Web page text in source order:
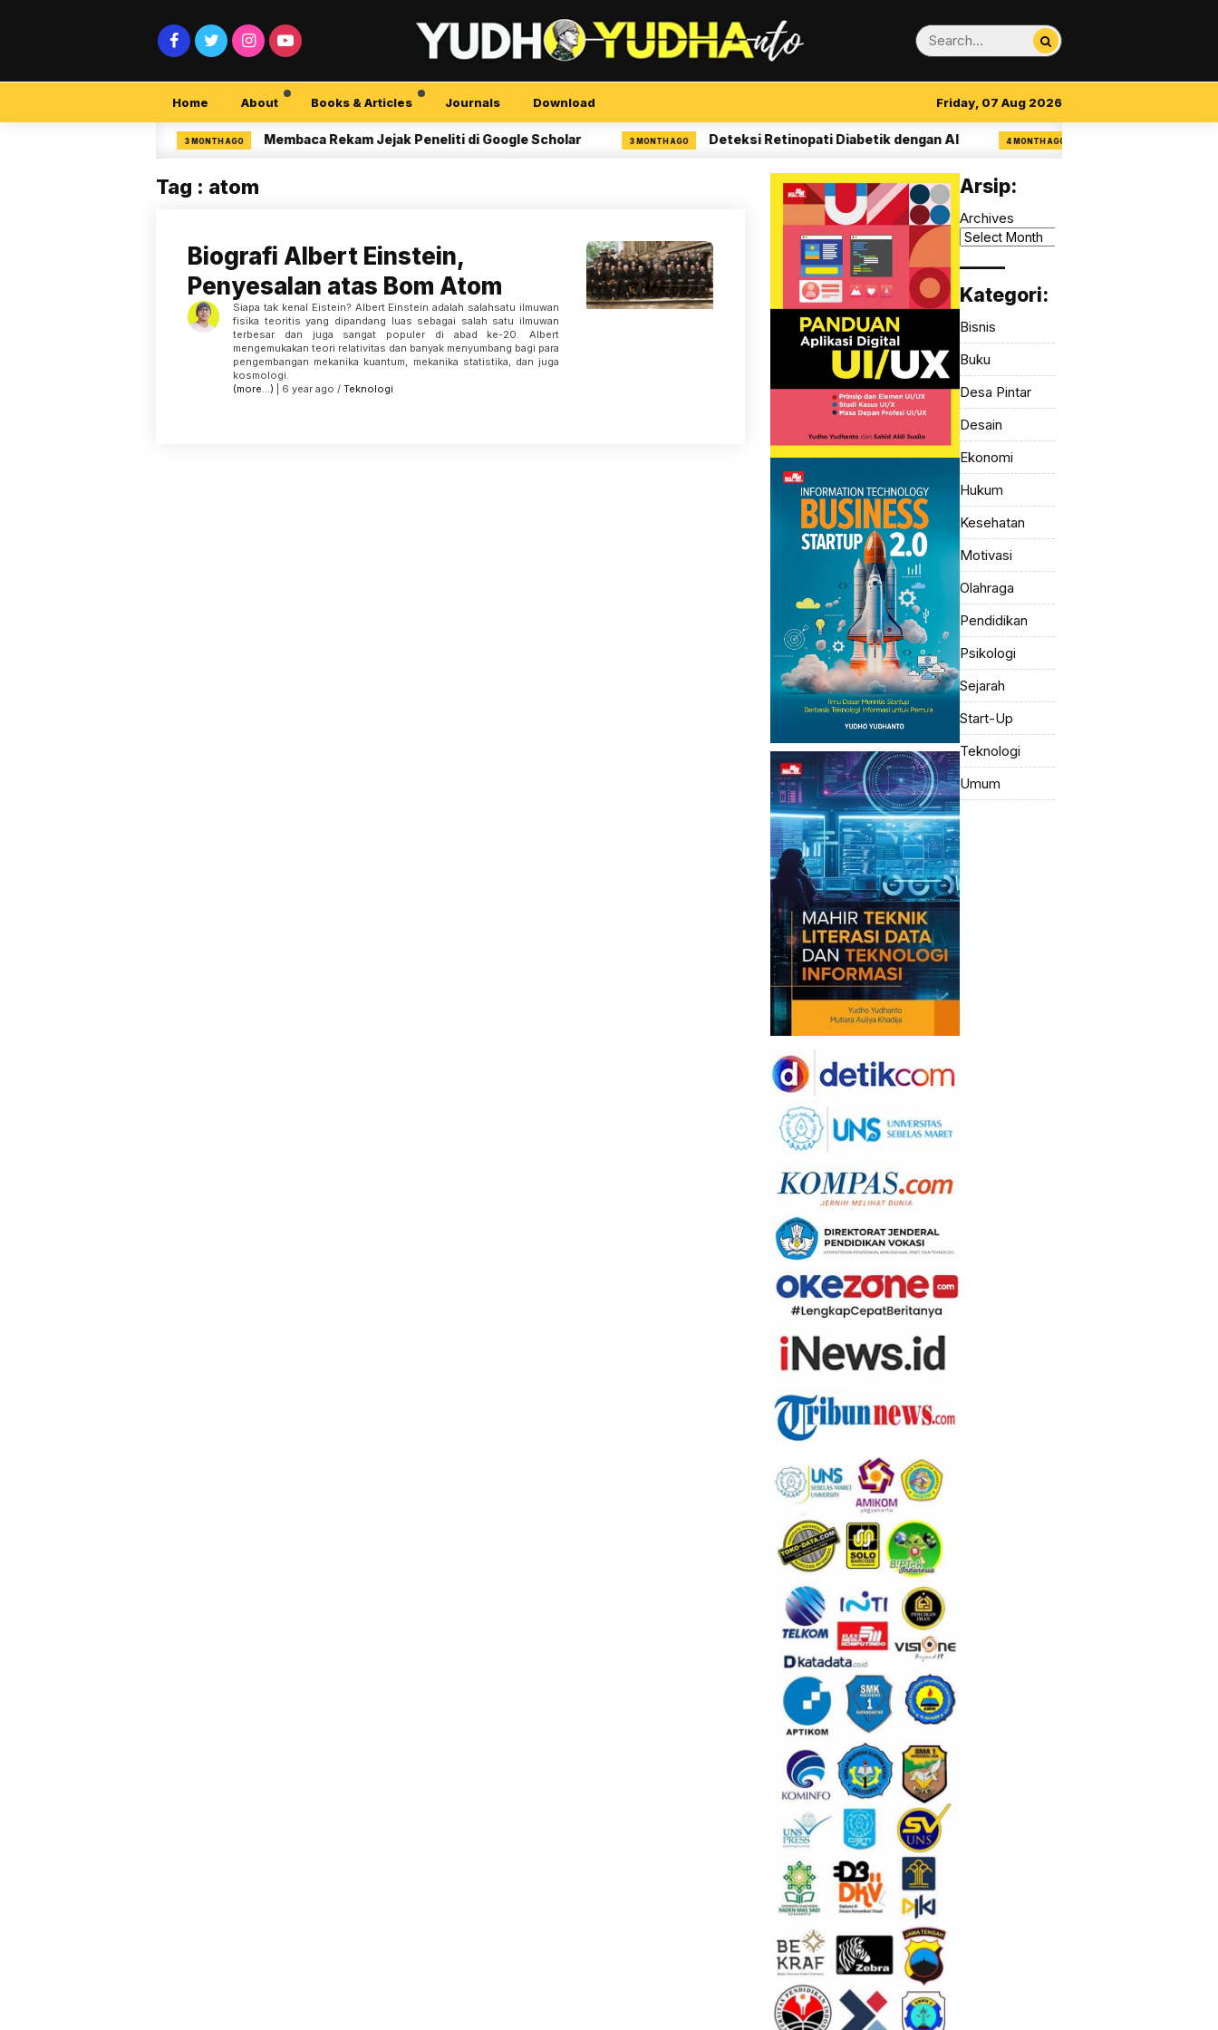
Home About Books & Articles Journals Download Friday, 07 Aug 2026
3 MONTH AGO Membaca Rekam Jejak Peneliti di Google Scholar 3 MONTH AGO Deteksi Retinopati Diabetik dengan AI 4 MONTH AGO 14 Aturan Visual Clarity
Tag : atom
Biografi Albert Einstein,
Penyesalan atas Bom Atom
Siapa tak kenal Eistein? Albert Einstein adalah salahsatu ilmuwan
fisika teoritis yang dipandang luas sebagai salah satu ilmuwan
terbesar dan juga sangat populer di abad ke-20. Albert
mengemukakan teori relativitas dan banyak menyumbang bagi para
pengembangan mekanika kuantum, mekanika statistika, dan juga
kosmologi.
(more…) | 6 year ago / Teknologi
Arsip:
Archives
Kategori:
Bisnis
Buku
Desa Pintar
Desain
Ekonomi
Hukum
Kesehatan
Motivasi
Olahraga
Pendidikan
Psikologi
Sejarah
Start-Up
Teknologi
Umum